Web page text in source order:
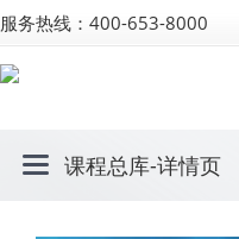
服务热线：400-653-8000
课程总库-详情页